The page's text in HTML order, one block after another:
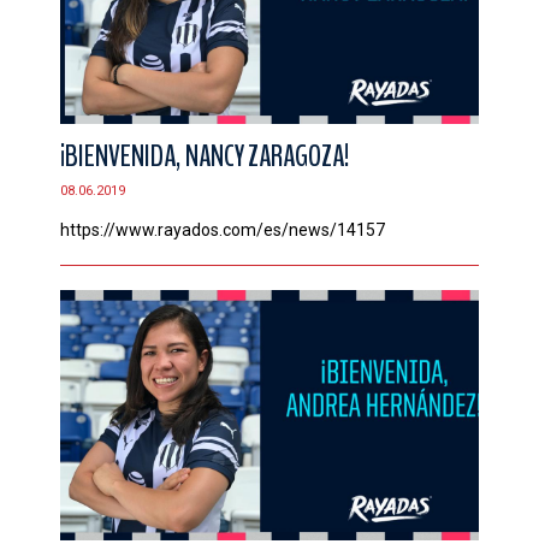
¡BIENVENIDA, NANCY ZARAGOZA!
08.06.2019
https://www.rayados.com/es/news/14157